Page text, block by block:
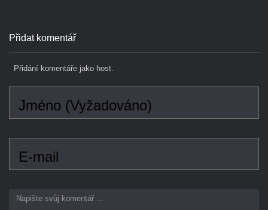
Jméno (Vyžadováno)